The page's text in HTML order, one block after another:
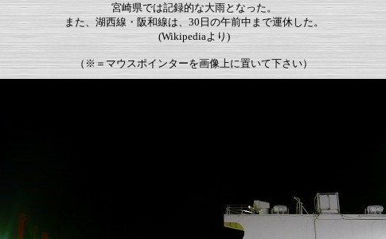
宮崎県では記録的な大雨となった。
また、湖西線・阪和線は、30日の午前中まで運休した。
(Wikipediaより)
（※＝マウスポインターを画像上に置いて下さい）